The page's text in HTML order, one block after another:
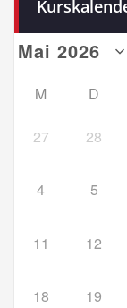
M D
27 28
4 5
11 12
18 19